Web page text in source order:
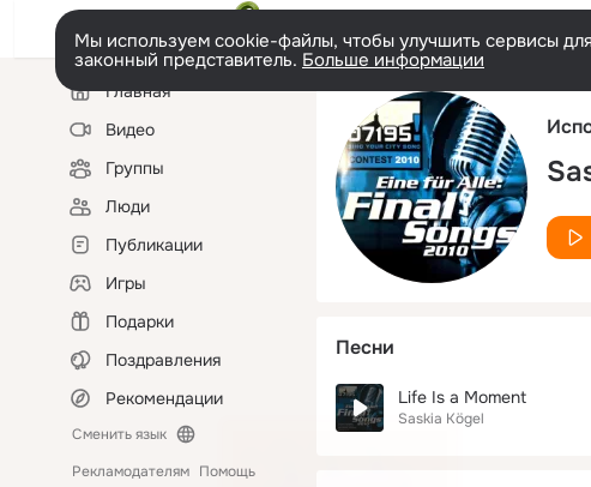
Мы используем cookie-файлы, чтобы улучшить сервисы
законный представитель. Больше информации
Левая
колонкаГлавная
Видео
Группы
Люди
Публикации
Игры
Подарки
Поздравления
Рекомендации
Сменить язык
Рекламодателям Помощь
Песни
Life Is a Moment
Saskia Kögel